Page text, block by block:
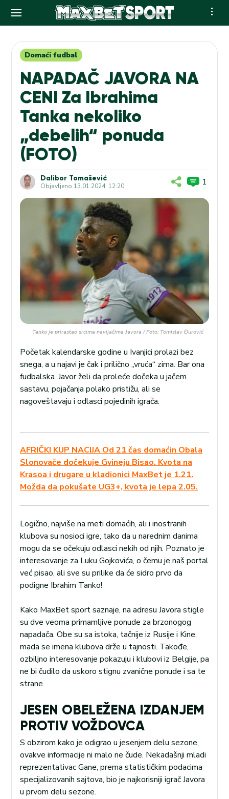
contentDomaći fudbal
NAPADAČ JAVORA NA
CENI Za Ibrahima
Tanka nekoliko
„debelih“ ponuda
(FOTO)
Dalibor Tomašević
Objavljeno 13.01.2024. 12:20 1
Tanko je prirastao srcima navijačima Javora / Foto: Tomislav Đurović
Početak kalendarske godine u Ivanjici prolazi bez
snega, a u najavi je čak i prilično „vruća“ zima. Bar ona
fudbalska. Javor želi da proleće dočeka u jačem
sastavu, pojačanja polako pristižu, ali se
nagoveštavaju i odlasci pojedinih igrača.
AFRIČKI KUP NACIJA Od 21 čas domaćin Obala
Slonovače dočekuje Gvineju Bisao. Kvota na
Krasoa i drugare u kladionici MaxBet je 1.21.
Možda da pokušate UG3+, kvota je lepa 2.05.
Logično, najviše na meti domaćih, ali i inostranih
klubova su nosioci igre, tako da u narednim danima
mogu da se očekuju odlasci nekih od njih. Poznato je
interesovanje za Luku Gojkovića, o čemu je naš portal
već pisao, ali sve su prilike da će sidro prvo da
podigne Ibrahim Tanko!
Kako MaxBet sport saznaje, na adresu Javora stigle
su dve veoma primamljive ponude za brzonogog
napadača. Obe su sa istoka, tačnije iz Rusije i Kine,
mada se imena klubova drže u tajnosti. Takođe,
ozbiljno interesovanje pokazuju i klubovi iz Belgije, pa
ne bi čudilo da uskoro stignu zvanične ponude i sa te
strane.
JESEN OBELEŽENA IZDANJEM
PROTIV VOŽDOVCA
S obzirom kako je odigrao u jesenjem delu sezone,
ovakve informacije ni malo ne čude. Nekadašnji mladi
reprezentativac Gane, prema statističkim podacima
specijalizovanih sajtova, bio je najkorisniji igrač Javora
u prvom delu sezone.